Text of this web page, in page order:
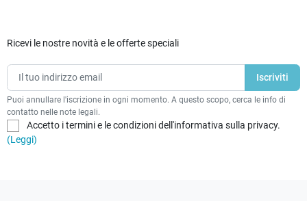
Ricevi le nostre novità e le offerte speciali
Puoi annullare l'iscrizione in ogni momento. A questo scopo, cerca le info di
contatto nelle note legali.
Accetto i termini e le condizioni dell'informativa sulla privacy.
(Leggi)